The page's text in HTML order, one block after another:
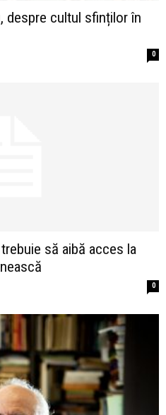
despre cultul sfinților în
0
să aibă acces la
0